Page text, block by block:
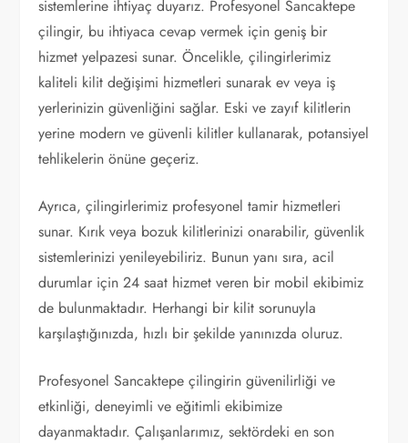
sistemlerine ihtiyaç duyarız. Profesyonel Sancaktepe
çilingir, bu ihtiyaca cevap vermek için geniş bir
hizmet yelpazesi sunar. Öncelikle, çilingirlerimiz
kaliteli kilit değişimi hizmetleri sunarak ev veya iş
yerlerinizin güvenliğini sağlar. Eski ve zayıf kilitlerin
yerine modern ve güvenli kilitler kullanarak, potansiyel
tehlikelerin önüne geçeriz.
Ayrıca, çilingirlerimiz profesyonel tamir hizmetleri
sunar. Kırık veya bozuk kilitlerinizi onarabilir, güvenlik
sistemlerinizi yenileyebiliriz. Bunun yanı sıra, acil
durumlar için 24 saat hizmet veren bir mobil ekibimiz
de bulunmaktadır. Herhangi bir kilit sorunuyla
karşılaştığınızda, hızlı bir şekilde yanınızda oluruz.
Profesyonel Sancaktepe çilingirin güvenilirliği ve
etkinliği, deneyimli ve eğitimli ekibimize
dayanmaktadır. Çalışanlarımız, sektördeki en son